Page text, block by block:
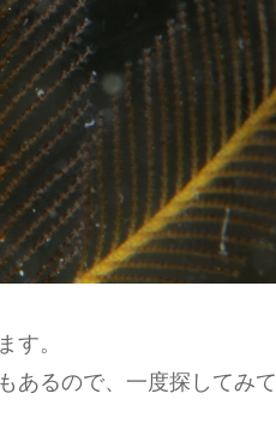
。
あるので、一度探してみて